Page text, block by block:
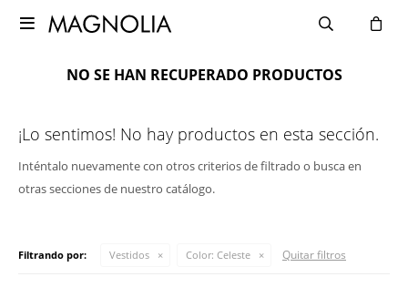

NO SE HAN RECUPERADO PRODUCTOS
¡Lo sentimos! No hay productos en esta sección.
Inténtalo nuevamente con otros criterios de filtrado o busca en
otras secciones de nuestro catálogo.
Filtrando por: Vestidos Color: Celeste Quitar filtros